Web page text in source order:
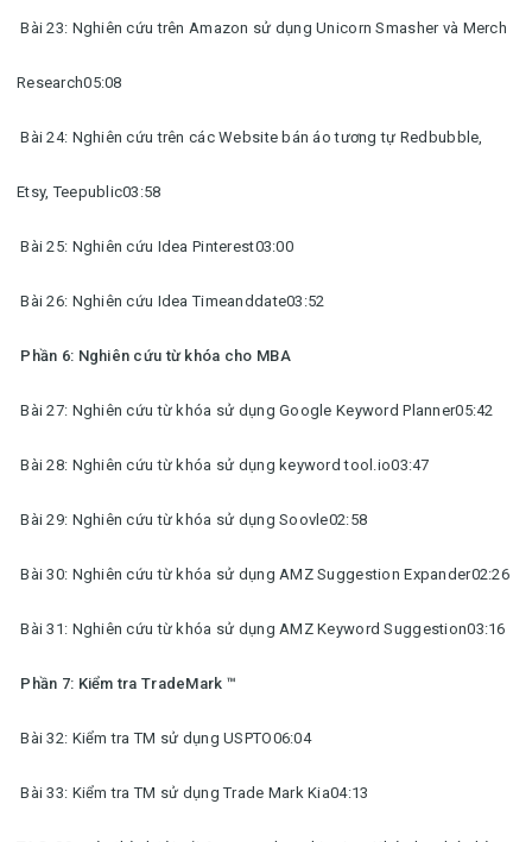
Bài 23: Nghiên cứu trên Amazon sử dụng Unicorn Smasher và Merch
Research05:08
Bài 24: Nghiên cứu trên các Website bán áo tương tự Redbubble,
Etsy, Teepublic03:58
Bài 25: Nghiên cứu Idea Pinterest03:00
Bài 26: Nghiên cứu Idea Timeanddate03:52
Phần 6: Nghiên cứu từ khóa cho MBA
Bài 27: Nghiên cứu từ khóa sử dụng Google Keyword Planner05:42
Bài 28: Nghiên cứu từ khóa sử dụng keyword tool.io03:47
Bài 29: Nghiên cứu từ khóa sử dụng Soovle02:58
Bài 30: Nghiên cứu từ khóa sử dụng AMZ Suggestion Expander02:26
Bài 31: Nghiên cứu từ khóa sử dụng AMZ Keyword Suggestion03:16
Phần 7: Kiểm tra TradeMark ™
Bài 32: Kiểm tra TM sử dụng USPTO06:04
Bài 33: Kiểm tra TM sử dụng Trade Mark Kia04:13